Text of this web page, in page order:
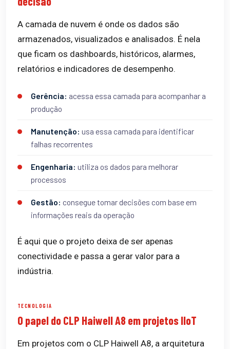
A camada de nuvem é onde os dados são
armazenados, visualizados e analisados. É nela
que ficam os dashboards, históricos, alarmes,
relatórios e indicadores de desempenho.
Gerência: acessa essa camada para acompanhar a
produção
Manutenção: usa essa camada para identificar
falhas recorrentes
Engenharia: utiliza os dados para melhorar
processos
Gestão: consegue tomar decisões com base em
informações reais da operação
É aqui que o projeto deixa de ser apenas
conectividade e passa a gerar valor para a
indústria.
TECNOLOGIA
O papel do CLP Haiwell A8 em projetos IIoT
Em projetos com o CLP Haiwell A8, a arquitetura